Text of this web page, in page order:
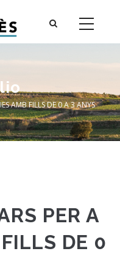
AMB FILLS DE 0 A 3 ANYS
PER A
DE 0